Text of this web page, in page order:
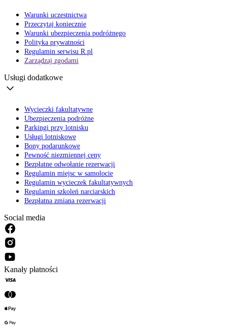
Warunki uczestnictwa
Przeczytaj koniecznie
Warunki ubezpieczenia podróżnego
Polityka prywatności
Regulamin serwisu R.pl
Zarządzaj zgodami
Usługi dodatkowe
Wycieczki fakultatywne
Ubezpieczenia podróżne
Parkingi przy lotnisku
Usługi lotniskowe
Bony podarunkowe
Pewność niezmiennej ceny
Bezpłatne odwołanie rezerwacji
Regulamin miejsc w samolocie
Regulamin wycieczek fakultatywnych
Regulamin szkoleń narciarskich
Bezpłatna zmiana rezerwacji
Social media
Kanały płatności